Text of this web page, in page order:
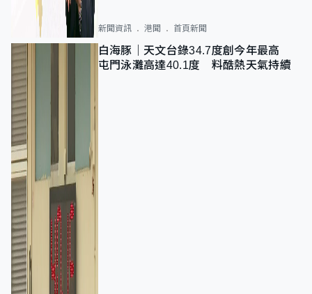
新聞資訊 港聞 首頁新聞
白海豚｜天文台錄34.7度創今年最高
屯門泳灘高達40.1度 料酷熱天氣持續